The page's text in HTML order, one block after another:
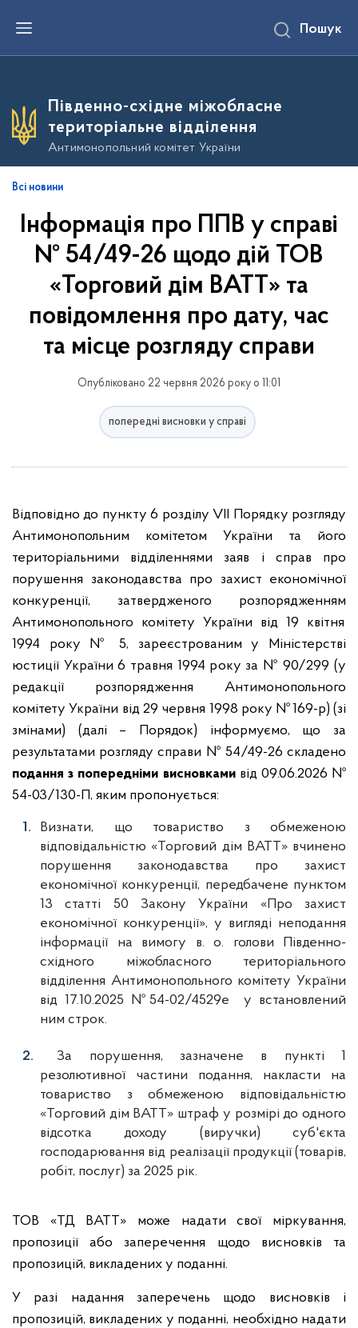
е
о
о
в
Пошук
Південно-східне міжобласне
територіальне відділення
Антимонопольний комітет України
Всі новини
Інформація про ППВ у справі
№ 54/49-26 щодо дій ТОВ
«Торговий дім ВАТТ» та
повідомлення про дату, час
та місце розгляду справи
Опубліковано 22 червня 2026 року о 11:01
попередні висновки у справі
Відповідно до пункту 6 розділу VІІ Порядку розгляду
Антимонопольним комітетом України та його
територіальними відділеннями заяв і справ про
порушення законодавства про захист економічної
конкуренції, затвердженого розпорядженням
Антимонопольного комітету України від 19 квітня
1994 року № 5, зареєстрованим у Міністерстві
юстиції України 6 травня 1994 року за № 90/299 (у
редакції розпорядження Антимонопольного
комітету України від 29 червня 1998 року № 169-р) (зі
змінами) (далі – Порядок) інформуємо, що за
результатами розгляду справи № 54/49-26 складено
подання з попередніми висновкамивід 09.06.2026 №
54-03/130-П, яким пропонується:
Визнати, що товариство з обмеженою
відповідальністю «Торговий дім ВАТТ» вчинено
порушення законодавства про захист
економічної конкуренції, передбачене пунктом
13 статті 50 Закону України «Про захист
економічної конкуренції», у вигляді неподання
інформації на вимогу в. о. голови Південно-
східного міжобласного територіального
відділення Антимонопольного комітету України
від 17.10.2025 №54-02/4529е у встановлений
ним строк.
За порушення, зазначене в пункті 1
резолютивної частини подання, накласти на
товариство з обмеженою відповідальністю
«Торговий дім ВАТТ» штраф у розмірі до одного
відсотка доходу (виручки) суб'єкта
господарювання від реалізації продукції (товарів,
робіт, послуг) за 2025 рік.
ТОВ «ТД ВАТТ» може надати свої міркування,
пропозиції або заперечення щодо висновків та
пропозицій, викладених у поданні.
У разі надання заперечень щодо висновків і
пропозицій, викладених у поданні, необхідно надати